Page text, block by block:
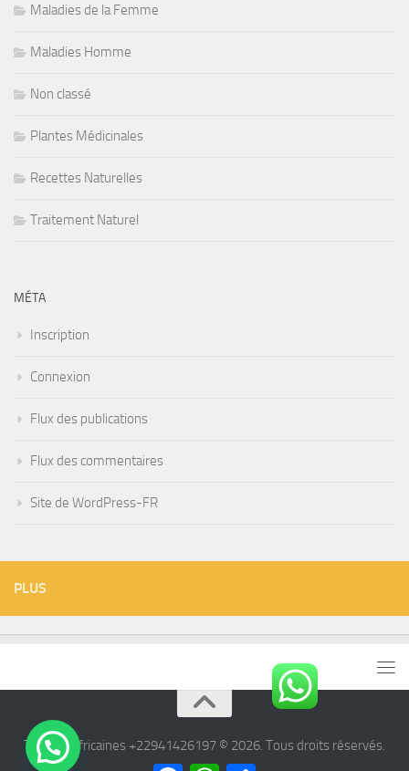
Maladies de la Femme
Maladies Homme
Non classé
Plantes Médicinales
Recettes Naturelles
Traitement Naturel
MÉTA
Inscription
Connexion
Flux des publications
Flux des commentaires
Site de WordPress-FR
PLUS
Tisanes Africaines +22941426197 © 2026. Tous droits réservés.